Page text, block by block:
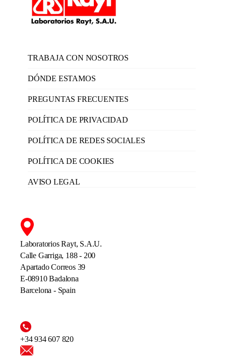
TRABAJA CON NOSOTROS
DÓNDE ESTAMOS
PREGUNTAS FRECUENTES
POLÍTICA DE PRIVACIDAD
POLÍTICA DE REDES SOCIALES
POLÍTICA DE COOKIES
AVISO LEGAL
Laboratorios Rayt, S.A.U.
Calle Garriga, 188 - 200
Apartado Correos 39
E-08910 Badalona
Barcelona - Spain
+34 934 607 820